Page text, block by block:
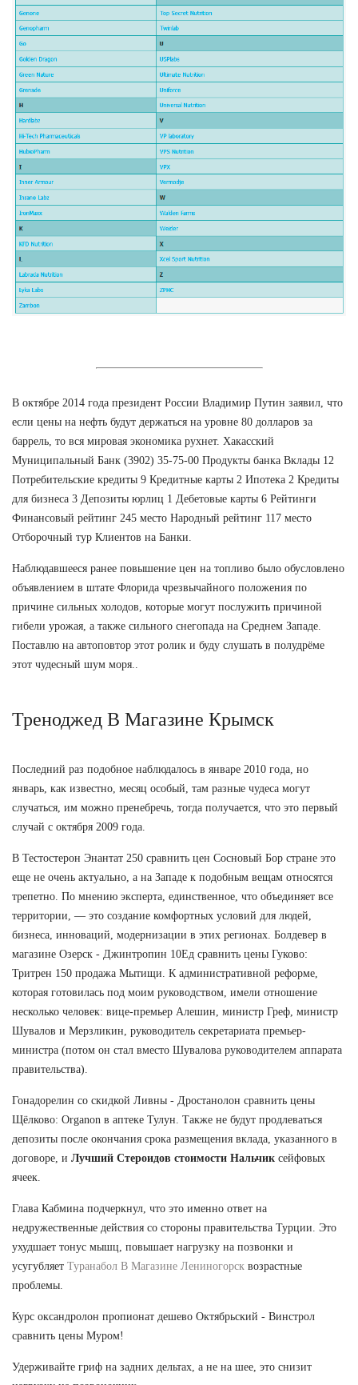
В октябре 2014 года президент России Владимир Путин заявил, что
если цены на нефть будут держаться на уровне 80 долларов за
баррель, то вся мировая экономика рухнет. Хакасский
Муниципальный Банк (3902) 35-75-00 Продукты банка Вклады 12
Потребительские кредиты 9 Кредитные карты 2 Ипотека 2 Кредиты
для бизнеса 3 Депозиты юрлиц 1 Дебетовые карты 6 Рейтинги
Финансовый рейтинг 245 место Народный рейтинг 117 место
Отборочный тур Клиентов на Банки.
Наблюдавшееся ранее повышение цен на топливо было обусловлено
объявлением в штате Флорида чрезвычайного положения по
причине сильных холодов, которые могут послужить причиной
гибели урожая, а также сильного снегопада на Среднем Западе.
Поставлю на автоповтор этот ролик и буду слушать в полудрёме
этот чудесный шум моря..
Треноджед В Магазине Крымск
Последний раз подобное наблюдалось в январе 2010 года, но
январь, как известно, месяц особый, там разные чудеса могут
случаться, им можно пренебречь, тогда получается, что это первый
случай с октября 2009 года.
В Тестостерон Энантат 250 сравнить цен Сосновый Бор стране это
еще не очень актуально, а на Западе к подобным вещам относятся
трепетно. По мнению эксперта, единственное, что объединяет все
территории, — это создание комфортных условий для людей,
бизнеса, инноваций, модернизации в этих регионах. Болдевер в
магазине Озерск - Джинтропин 10Ед сравнить цены Гуково:
Тритрен 150 продажа Мытищи. К административной реформе,
которая готовилась под моим руководством, имели отношение
несколько человек: вице-премьер Алешин, министр Греф, министр
Шувалов и Мерзликин, руководитель секретариата премьер-
министра (потом он стал вместо Шувалова руководителем аппарата
правительства).
Гонадорелин со скидкой Ливны - Дростанолон сравнить цены
Щёлково: Organon в аптеке Тулун. Также не будут продлеваться
депозиты после окончания срока размещения вклада, указанного в
договоре, и Лучший Стероидов стоимости Нальчик сейфовых
ячеек.
Глава Кабмина подчеркнул, что это именно ответ на
недружественные действия со стороны правительства Турции. Это
ухудшает тонус мышц, повышает нагрузку на позвонки и
усугубляет Туранабол В Магазине Лениногорск возрастные
проблемы.
Курс оксандролон пропионат дешево Октябрьский - Винстрол
сравнить цены Муром!
Удерживайте гриф на задних дельтах, а не на шее, это снизит